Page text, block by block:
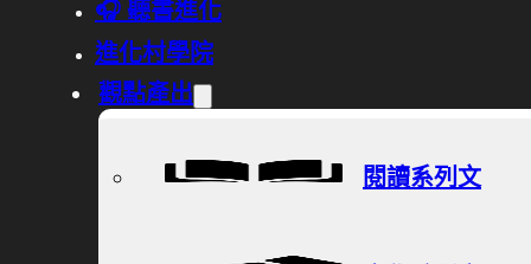
🎧 聽書進化
進化村學院
觀點產出
閱讀系列文